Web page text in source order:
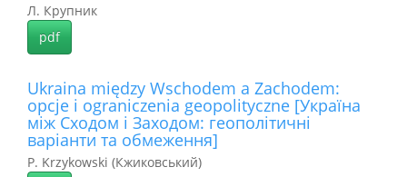
Л. Крупник
pdf
Ukraina między Wschodem a Zachodem:
opcje i ograniczenia geopolityczne [Україна
між Сходом і Заходом: геополітичні
варіанти та обмеження]
P. Krzykowski (Кжиковський)